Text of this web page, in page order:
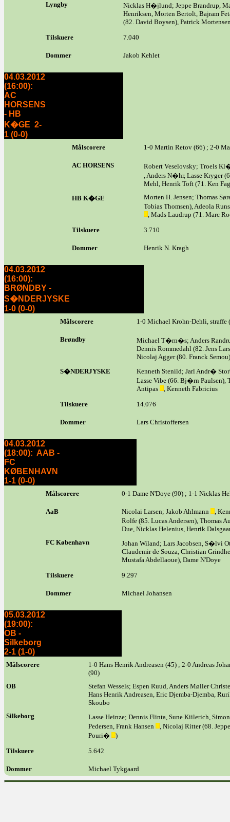
Lyngby
Nicklas H�jlund; Jeppe Brandrup,
Henriksen, Morten Bertolt, Bajram
(82. David Boysen), Patrick
Tilskuere
7.040
Dommer Jakob Kehlet
04.03.2012
(16:00):
AC
HORSENS
- HB
K�GE 2-
1 (0-0)
Målscorere 1-0 Martin Retov (66) ; 2-0
AC HORSENS
Robert Veselovsky; Troels
, Anders N�hr, Lasse Kryger
Mehl, Henrik Toft (71. Ken
HB K�GE
Morten H. Jensen; Thomas
Tobias Thomsen), Adeola
, Mads Laudrup (71. Marc
Tilskuere
3.710
Dommer Henrik N. Kragh
04.03.2012
(16:00):
BRØNDBY -
S�NDERJYSKE
1-0 (0-0)
Målscorere 1-0 Michael Krohn-Dehli, straffe
Brøndby
Michael T�rn�s; Anders
Dennis Rommedahl (82. Jens
Nicolaj Agger (80. Franck
S�NDERJYSKE
Kenneth Stenild; Jarl Andr�
Lasse Vibe (66. Bj�rn Paulsen),
Antipas
, Kenneth Fabricius
Tilskuere
14.076
Dommer Lars Christoffersen
04.03.2012
(18:00): AAB -
FC
KØBENHAVN
1-1 (0-0)
Målscorere 0-1 Dame N'Doye (90) ; 1-1 Nicklas
AaB Nicolai Larsen; Jakob Ahlmann
,
Rolfe (85. Lucas Andersen), Thomas
Due, Nicklas Helenius, Henrik
FC København
Johan Wiland; Lars Jacobsen, S�lvi
Claudemir de Souza, Christian
Mustafa Abdellaoue), Dame N'Doye
Tilskuere
9.297
Dommer Michael Johansen
05.03.2012
(19:00):
OB -
Silkeborg
2-1 (1-0)
Målscorere
1-0 Hans Henrik Andreasen (45) ; 2-0 Andreas
(90)
OB
Stefan Wessels; Espen Ruud, Anders Møller
Hans Henrik Andreasen, Eric Djemba-Djemba,
Skoubo
Silkeborg
Lasse Heinze; Dennis Flinta, Sune Kiilerich,
Pedersen, Frank Hansen
, Nicolaj Ritter (68.
Pouri�
)
Tilskuere
5.642
Dommer Michael Tykgaard